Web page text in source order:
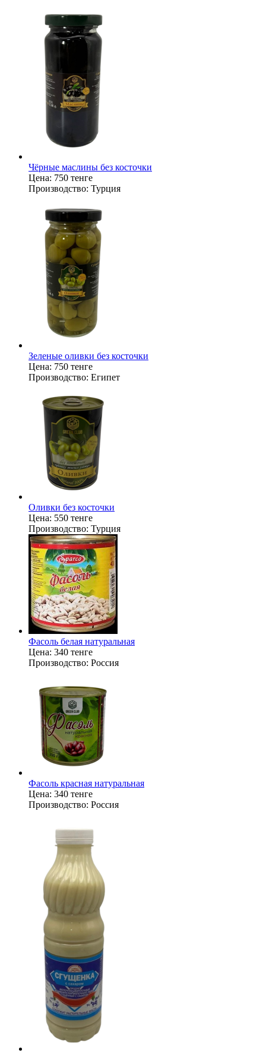
Чёрные маслины без косточки
Цена: 750 тенге
Производство: Турция
Зеленые оливки без косточки
Цена: 750 тенге
Производство: Египет
Оливки без косточки
Цена: 550 тенге
Производство: Турция
Фасоль белая натуральная
Цена: 340 тенге
Производство: Россия
Фасоль красная натуральная
Цена: 340 тенге
Производство: Россия